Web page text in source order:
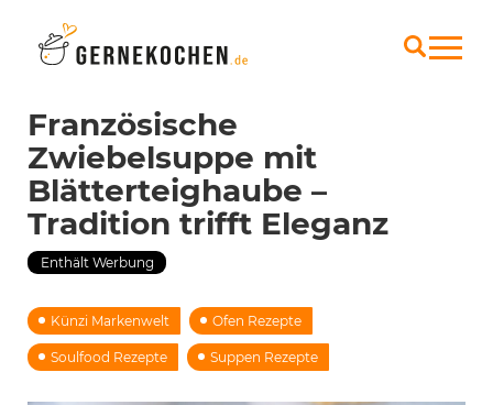
Französische
Zwiebelsuppe mit
Blätterteighaube –
Tradition trifft Eleganz
Enthält Werbung
Künzi Markenwelt Ofen Rezepte
Soulfood Rezepte Suppen Rezepte